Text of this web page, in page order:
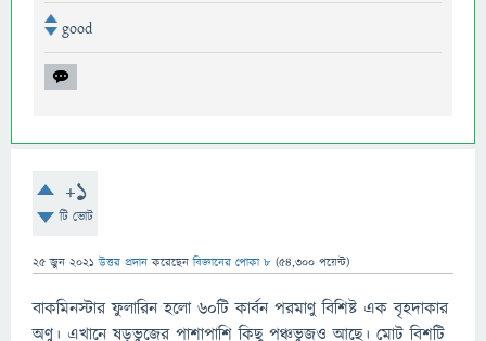
good
+1
টি ভোট
25 জুন 2021 উত্তর প্রদান করেছেনবিজ্ঞানের পোকা ৮ (54,300 পয়েন্ট)
বাকমিনস্টার ফুলারিন হলো ৬০টি কার্বন পরমাণু বিশিষ্ট এক বৃহদাকার
অণু। এখানে ষড়ভুজের পাশাপাশি কিছু পঞ্চভুজও আছে। মোট বিশটি